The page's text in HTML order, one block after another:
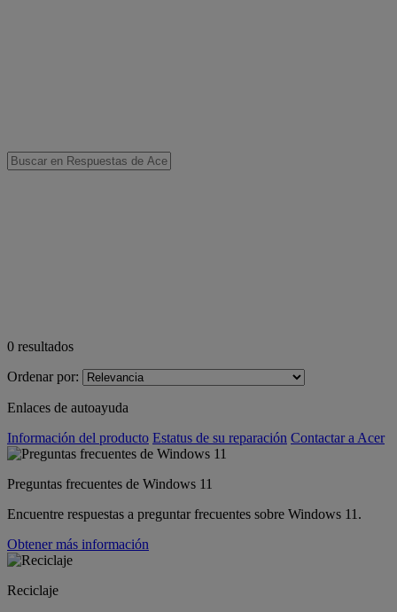
0 resultados
Ordenar por:
Enlaces de autoayuda
Información del producto Estatus de su reparación Contactar a Acer
Preguntas frecuentes de Windows 11
Encuentre respuestas a preguntar frecuentes sobre Windows 11.
Obtener más información
Reciclaje